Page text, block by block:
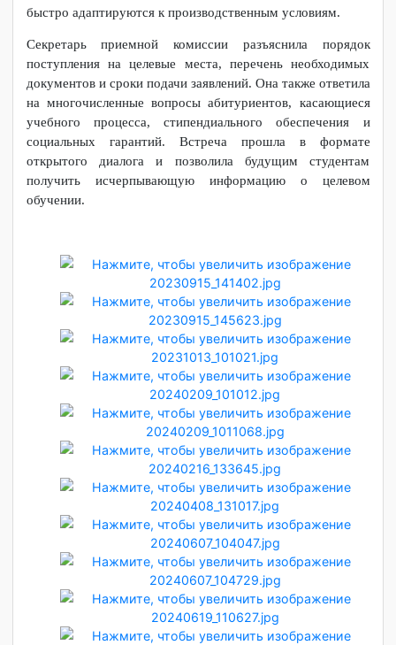
ориентированности целевого обучения, гарантированном
подчеркнули, что студенты, прошедшие целевое
обучение, обладают необходимыми компетенциями и
быстро адаптируются к производственным условиям.
Секретарь приемной комиссии разъяснила порядок
поступления на целевые места, перечень необходимых
документов и сроки подачи заявлений. Она также ответила
на многочисленные вопросы абитуриентов, касающиеся
учебного процесса, стипендиального обеспечения и
открытого диалога и позволила будущим студентам
получить исчерпывающую информацию о целевом
обучении.